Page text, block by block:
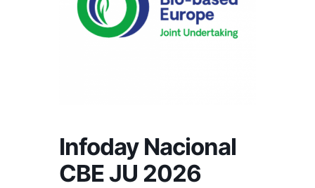
Infoday Nacional
CBE JU 2026